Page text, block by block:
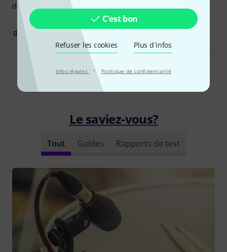
C'est bon
Refuser les cookies Plus d´infos
Infos légales · Politique de confidentialité
de très bons résultats
0
Lire toutes les évaluations
Le saviez-vous?
Tout Guides Rapports de test